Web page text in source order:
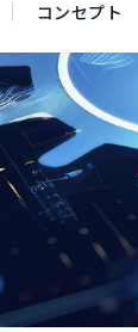
コンセプト